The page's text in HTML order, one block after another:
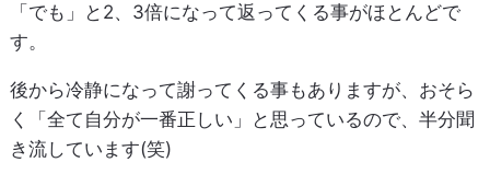
「でも」と2、3倍になって返ってくる事がほとんどで
す。
後から冷静になって謝ってくる事もありますが、おそら
く「全て自分が一番正しい」と思っているので、半分聞
き流しています(笑)